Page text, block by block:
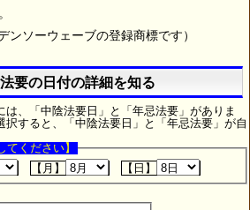
ンソーウェーブの登録商標です）
要の日付の詳細を知る
は、「中陰法要日」と「年忌法要」がありま
択すると、「中陰法要日」と「年忌法要」が自
てください】
【月】 【日】